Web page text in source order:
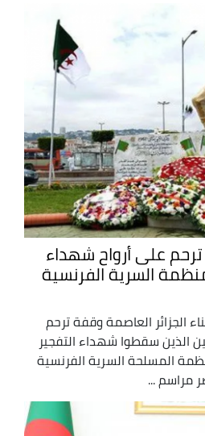
على أرواح شهداء
السرية الفرنسية
العاصمة وقفة ترحم
الذين سقطوا شهداء التفجير
المسلحة السرية الفرنسية